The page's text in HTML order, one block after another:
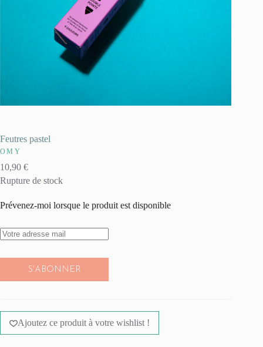
Feutres pastel
OMY
10,90 €
Rupture de stock
Prévenez-moi lorsque le produit est disponible
S'ABONNER
Ajoutez ce produit à votre wishlist !